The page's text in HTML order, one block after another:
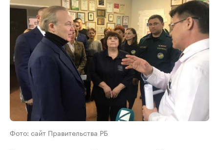
Фото: сайт Правительства РБ